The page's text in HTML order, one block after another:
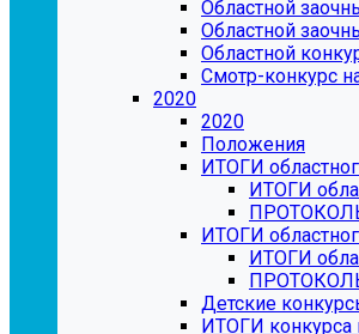
Областной
Областной
Областной
Смотр-конкурс
2020
2020
Положения
ИТОГИ
ИТОГИ
ИТОГИ
ИТОГИ
Детские
ИТОГИ конкурса